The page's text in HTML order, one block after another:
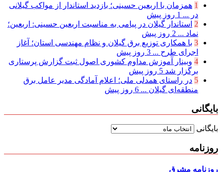
1 همزمان با اربعین حسینی؛ بازدید استاندار از مواکب گیلانی
در ... 1 روز پیش
2 استاندار گیلان در پیامی به مناسبت اربعین حسینی: اربعین؛
نماد ... 2 روز پیش
3 با همکاری توزیع برق گیلان و نظام مهندسی استان؛ آغاز
اجرای طرح ... 3 روز پیش
4 وبینار آموزش مداوم کشوری اصول ثبت گزارش پرستاری
برگزار شد 5 روز پیش
5 در راستای همدلی ملی؛ اعلام آمادگی مدیر عامل برق
منطقه‌ای گیلان ... 6 روز پیش
بایگانی
بایگانی
روزنامه
روزنامه مشرق